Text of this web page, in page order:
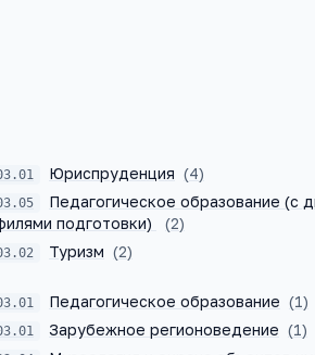
Юриспруденция (4)
Педагогическое образование (с
подготовки)
(2)
Туризм (2)
Педагогическое образование (1)
Зарубежное регионоведение (1)